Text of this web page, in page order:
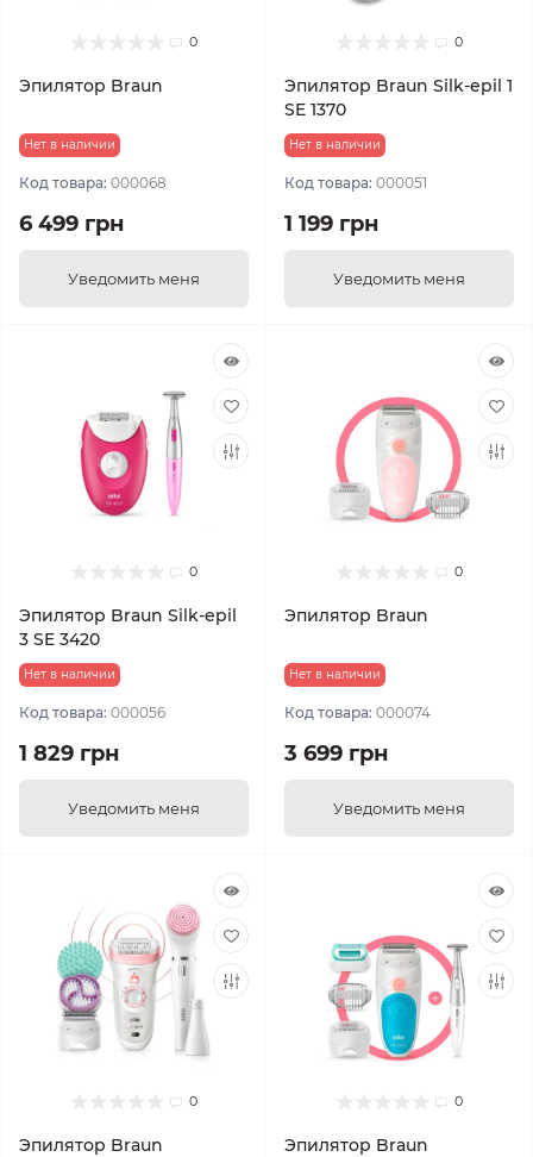
0
Эпилятор Braun
Нет в наличии
Код товара: 000068
6 499 грн
Уведомить меня
0
Эпилятор Braun Silk-epil 1
SE 1370
Нет в наличии
Код товара: 000051
1 199 грн
Уведомить меня
0
Эпилятор Braun Silk-epil
3 SE 3420
Нет в наличии
Код товара: 000056
1 829 грн
Уведомить меня
0
Эпилятор Braun
Нет в наличии
Код товара: 000074
3 699 грн
Уведомить меня
0
Эпилятор Braun
0
Эпилятор Braun